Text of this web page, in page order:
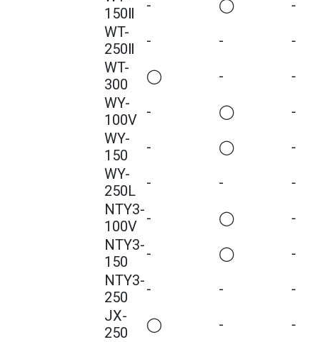
150Ⅱ
- ◯ -
WT-
250Ⅱ
- - -
WT-
300
◯ - -
WY-
100V - ◯ -
WY-
150
- ◯ -
WY-
250L
- - -
NTY3-
100V - ◯ -
NTY3-
150
- ◯ -
NTY3-
250
- - -
JX-
250
◯ - -